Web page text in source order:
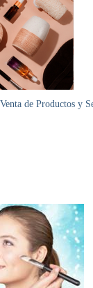
de Productos y